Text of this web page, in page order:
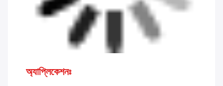
অ্যাপ্লিকেশনঃ